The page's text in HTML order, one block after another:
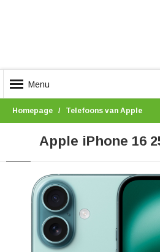
Menu
Homepage Telefoons van Apple
Apple iPhone 16